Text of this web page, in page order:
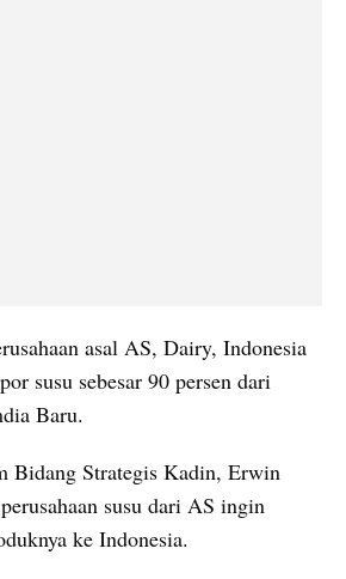
asal AS, Dairy, Indonesia
susu sebesar 90 persen dari
Baru.
Bidang Strategis Kadin, Erwin
susu dari AS ingin
ke Indonesia.